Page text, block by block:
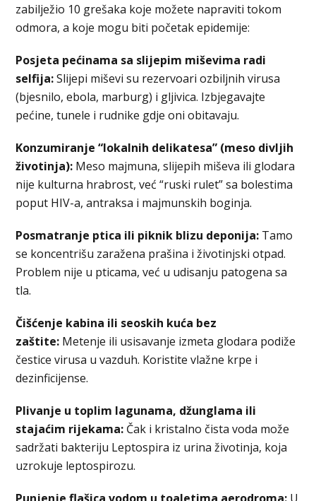
zabilježio 10 grešaka koje možete napraviti tokom
odmora, a koje mogu biti početak epidemije:
Posjeta pećinama sa slijepim miševima radi
selfija:Slijepi miševi su rezervoari ozbiljnih virusa
(bjesnilo, ebola, marburg) i gljivica. Izbjegavajte
pećine, tunele i rudnike gdje oni obitavaju.
Konzumiranje “lokalnih delikatesa” (meso divljih
životinja): Meso majmuna, slijepih miševa ili glodara
nije kulturna hrabrost, već “ruski rulet” sa bolestima
poput HIV-a, antraksa i majmunskih boginja.
Posmatranje ptica ili piknik blizu deponija: Tamo
se koncentrišu zaražena prašina i životinjski otpad.
Problem nije u pticama, već u udisanju patogena sa
tla.
Čišćenje kabina ili seoskih kuća bez
zaštite: Metenje ili usisavanje izmeta glodara podiže
čestice virusa u vazduh. Koristite vlažne krpe i
dezinficijense.
Plivanje u toplim lagunama, džunglama ili
stajaćim rijekama: Čak i kristalno čista voda može
sadržati bakteriju Leptospira iz urina životinja, koja
uzrokuje leptospirozu.